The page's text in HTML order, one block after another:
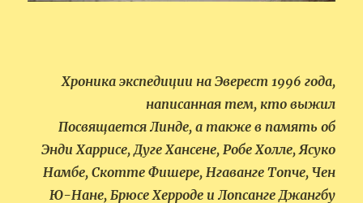
Хроника экспедиции на Эверест 1996 года,
написанная тем, кто выжил
Посвящается Линде, а также в память об
Энди Харрисе, Дуге Хансене, Робе Холле, Ясуко
Намбе, Скотте Фишере, Нгаванге Топче, Чен
Ю-Нане, Брюсе Херроде и Лопсанге Джангбу